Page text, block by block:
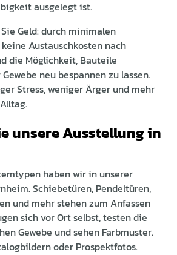
ausgelegt ist.
Geld: durch minimalen
Austauschkosten nach
die Möglichkeit, Bauteile
neu bespannen zu lassen.
Stress, weniger Ärger und mehr
unsere Ausstellung in
haben wir in unserer
Schiebetüren, Pendeltüren,
und mehr stehen zum Anfassen
sich vor Ort selbst, testen die
Gewebe und sehen Farbmuster.
oder Prospektfotos.